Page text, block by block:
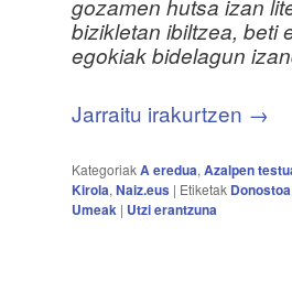
gozamen hutsa izan
bizikletan ibiltzea, beti
egokiak bidelagun
Jarraitu irakurtzen →
KategoriakA eredua, Azalpen
Kirola, Naiz.eus | Etiketak Donostoa
Umeak | Utzi erantzuna